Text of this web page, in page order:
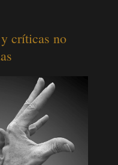
críticas no